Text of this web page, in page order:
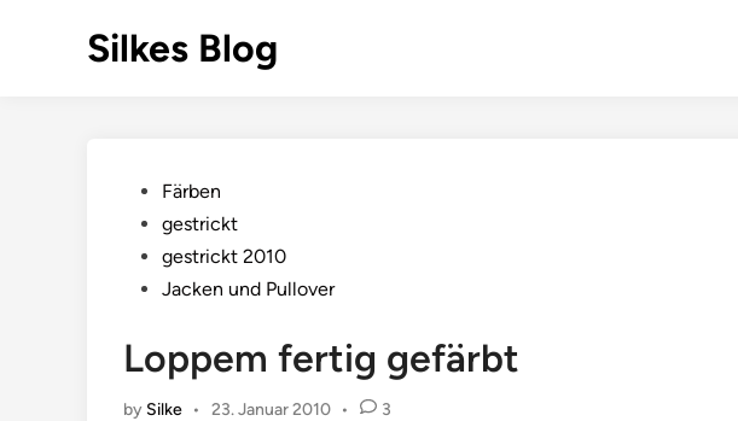
Silkes Blog
PostedFärben
gestrickt
gestrickt 2010
Jacken und Pullover
Loppem fertig gefärbt
by Silke • 23. Januar 2010 • 3